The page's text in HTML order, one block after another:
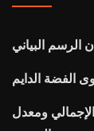
الرسم البياني
الفضة الدايم
ومعدل